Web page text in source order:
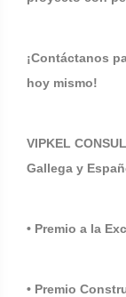
¡Contáctanos
hoy mismo!
VIPKEL
Gallega y
• Premio a la
• Premio